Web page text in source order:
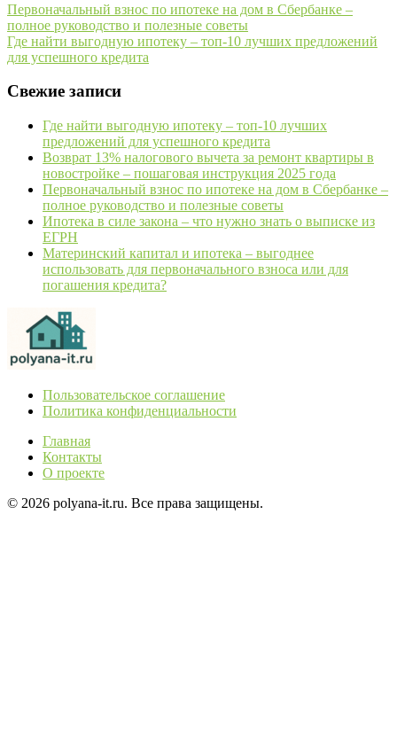
Первоначальный взнос по ипотеке на дом в Сбербанке –
полное руководство и полезные советы
Где найти выгодную ипотеку – топ-10 лучших предложений
для успешного кредита
Свежие записи
Где найти выгодную ипотеку – топ-10 лучших
предложений для успешного кредита
Возврат 13% налогового вычета за ремонт квартиры в
новостройке – пошаговая инструкция 2025 года
Первоначальный взнос по ипотеке на дом в Сбербанке –
полное руководство и полезные советы
Ипотека в силе закона – что нужно знать о выписке из
ЕГРН
Материнский капитал и ипотека – выгоднее
использовать для первоначального взноса или для
погашения кредита?
Пользовательское соглашение
Политика конфиденциальности
Главная
Контакты
О проекте
© 2026 polyana-it.ru. Все права защищены.